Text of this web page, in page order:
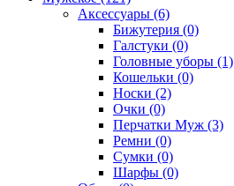
Аксессуары (6)
Бижутерия (0)
Галстуки (0)
Головные уборы (1)
Кошельки (0)
Носки (2)
Очки (0)
Перчатки Муж (3)
Ремни (0)
Сумки (0)
Шарфы (0)